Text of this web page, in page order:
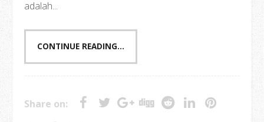
adalah...
CONTINUE READING...
Share on: